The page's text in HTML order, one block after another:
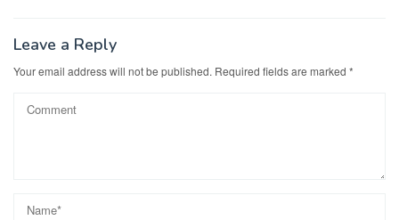
Leave a Reply
Your email address will not be published. Required fields are marked *